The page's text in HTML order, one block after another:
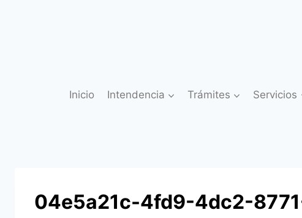
Inicio Intendencia Trámites Servicios
04e5a21c-4fd9-4dc2-